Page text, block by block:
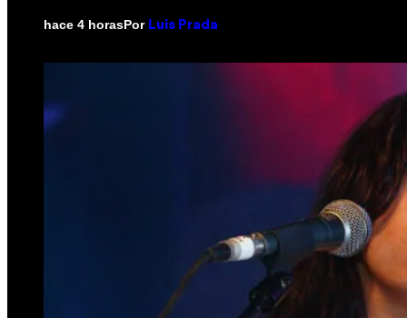
hace 4 horasPor Luis Prada